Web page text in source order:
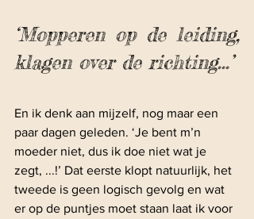
‘Mopperen op de leiding,
klagen over de richting...’
En ik denk aan mijzelf, nog maar een
paar dagen geleden. ‘Je bent m’n
moeder niet, dus ik doe niet wat je
zegt, ...!’ Dat eerste klopt natuurlijk, het
tweede is geen logisch gevolg en wat
er op de puntjes moet staan laat ik voor